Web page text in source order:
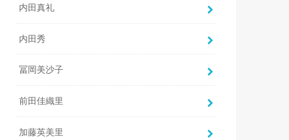
内田真礼
内田秀
冨岡美沙子
前田佳織里
加藤英美里